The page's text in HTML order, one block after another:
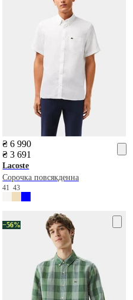
₴ 6 990
₴ 3 691
Lacoste
Сорочка повсякденна
4143
−56%